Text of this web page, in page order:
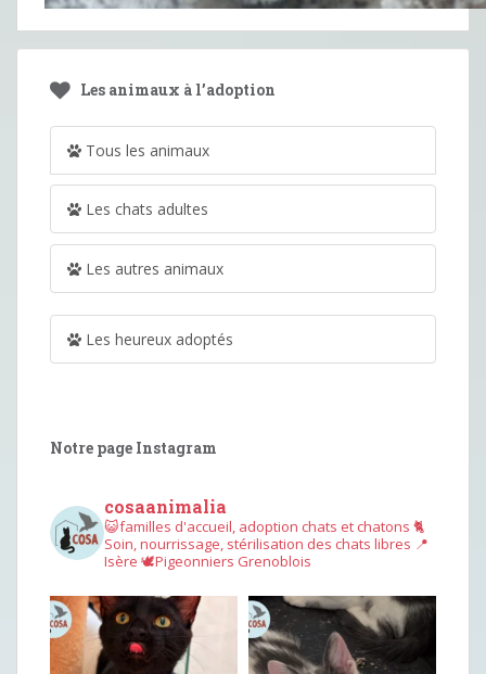
Les animaux à l’adoption
Tous les animaux
Les chats adultes
Les autres animaux
Les heureux adoptés
Notre page Instagram
cosaanimalia
😺familles d'accueil, adoption chats et chatons 🐈
Soin, nourrissage, stérilisation des chats libres 📍
Isère 🕊︎Pigeonniers Grenoblois